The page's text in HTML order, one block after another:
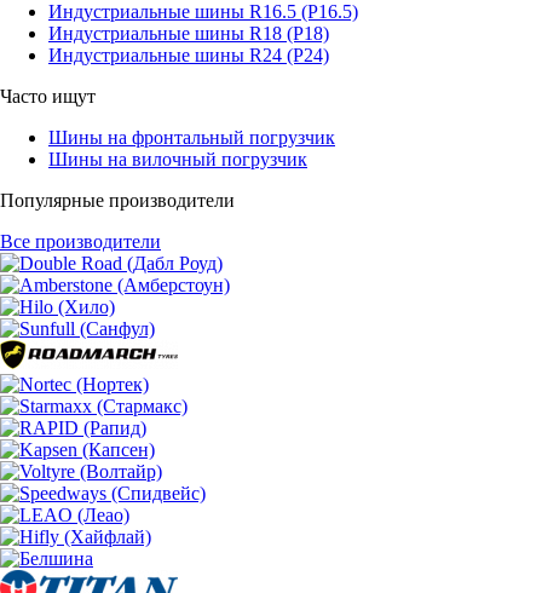
Индустриальные шины R16.5 (Р16.5)
Индустриальные шины R18 (Р18)
Индустриальные шины R24 (Р24)
Часто ищут
Шины на фронтальный погрузчик
Шины на вилочный погрузчик
Популярные производители
Все производители